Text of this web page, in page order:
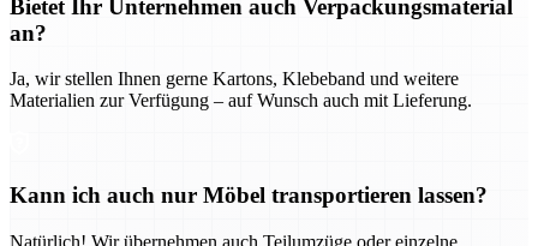
Bietet Ihr Unternehmen auch Verpackungsmaterial
an?
Ja, wir stellen Ihnen gerne Kartons, Klebeband und weitere
Materialien zur Verfügung – auf Wunsch auch mit Lieferung.
Kann ich auch nur Möbel transportieren lassen?
Natürlich! Wir übernehmen auch Teilumzüge oder einzelne